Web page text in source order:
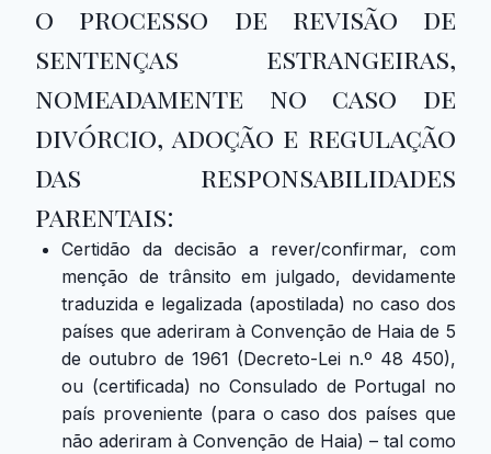
o processo de revisão de
sentenças estrangeiras,
nomeadamente no caso de
divórcio, adoção e regulação
das responsabilidades
parentais:
Certidão da decisão a rever/confirmar, com
menção de trânsito em julgado, devidamente
traduzida e legalizada (apostilada) no caso dos
países que aderiram à Convenção de Haia de 5
de outubro de 1961 (Decreto-Lei n.º 48 450),
ou (certificada) no Consulado de Portugal no
país proveniente (para o caso dos países que
não aderiram à Convenção de Haia) – tal como